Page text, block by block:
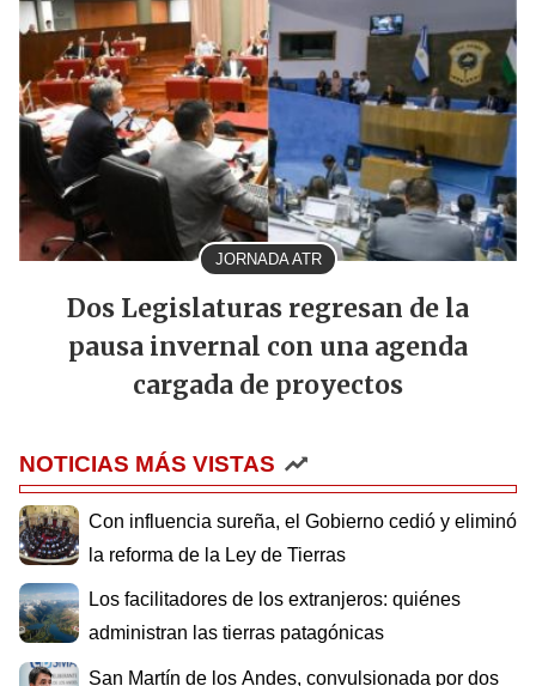
JORNADA ATR
Dos Legislaturas regresan de la
pausa invernal con una agenda
cargada de proyectos
NOTICIAS MÁS VISTAS
Con influencia sureña, el Gobierno cedió y eliminó
la reforma de la Ley de Tierras
Los facilitadores de los extranjeros: quiénes
administran las tierras patagónicas
San Martín de los Andes, convulsionada por dos